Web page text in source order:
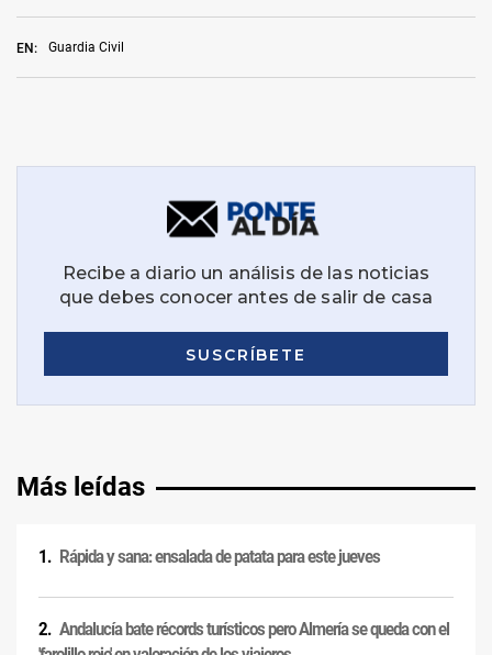
EN: Guardia Civil
Más leídas
Rápida y sana: ensalada de patata para este jueves
Andalucía bate récords turísticos pero Almería se queda con el